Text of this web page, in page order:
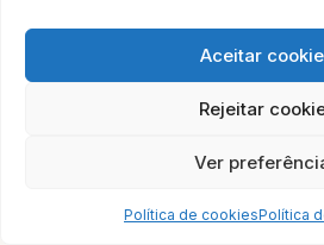
Aceitar
Rejeitar
Ver
Política de cookiesPolítica
finalidad de transparencia institucional
trimestre de 2026 representa un